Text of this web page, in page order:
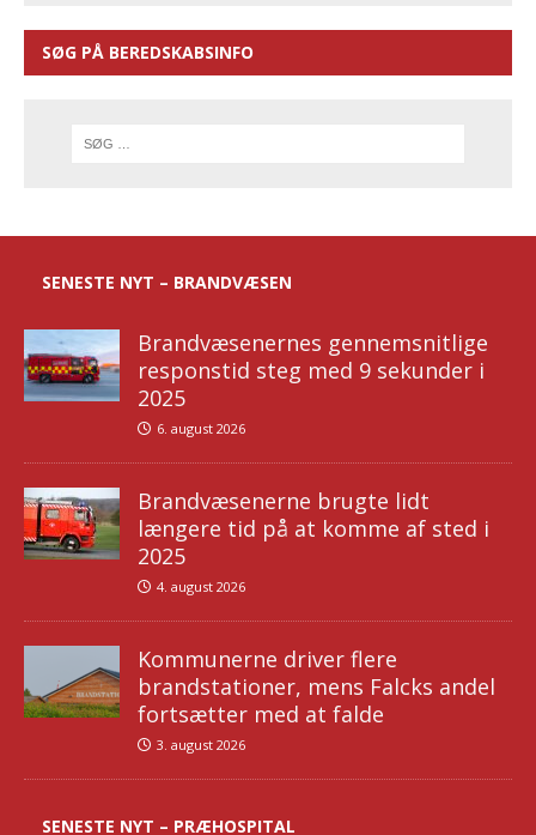
SØG PÅ BEREDSKABSINFO
SENESTE NYT – BRANDVÆSEN
Brandvæsenernes gennemsnitlige
responstid steg med 9 sekunder i
2025
6. august 2026
Brandvæsenerne brugte lidt
længere tid på at komme af sted i
2025
4. august 2026
Kommunerne driver flere
brandstationer, mens Falcks andel
fortsætter med at falde
3. august 2026
SENESTE NYT – PRÆHOSPITAL